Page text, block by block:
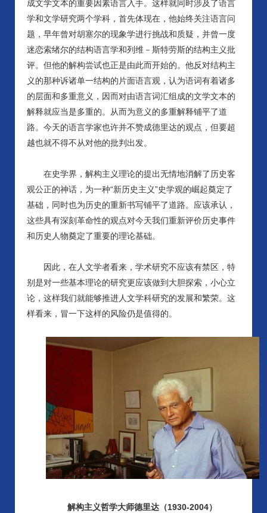
成文学文本的重要因素语言入手。这样就同时涉及了语言
学和文学研究两个学科，首先体现在，他始终关注语言问
题，早年曾对胡塞尔的现象学进行挑战和质疑，并曾一度
迷恋索绪尔的结构语言学和列维－斯特劳斯的结构主义批
评。但他的解构尝试也正是由此而开始的。他反对结构主
义的那种诉诸单一结构的片面语言观，认为语词有着诸多
的层面和多重意义，因而对由语言词汇组成的文学文本的
解释就应当是多重的。从而为意义的多重解释铺平了道
路。今天的语言学家也许并不赞成德里达的观点，但要超
越也就不得不从对他的批判出发。
在史学界，解构主义理论的提出无情地消解了历史客
观公正的神话，为一种“新历史主义”史学观的崛起奠定了
基础，同时也为历史的重新书写铺平了道路。应该承认，
这些具有深刻革命性的观点对今天我们重新评价历史事件
和历史人物奠定了重要的理论基础。
因此，在人文学者看来，学术研究不应该有禁区，特
别是对一些基本理论的研究更应该做到大胆探索，小心立
论，这样我们就能够推进人文学科研究的发展和繁荣。这
样看来，冒一下这样的风险仍是值得的。
解构主义哲学大师德里达（1930-2004）